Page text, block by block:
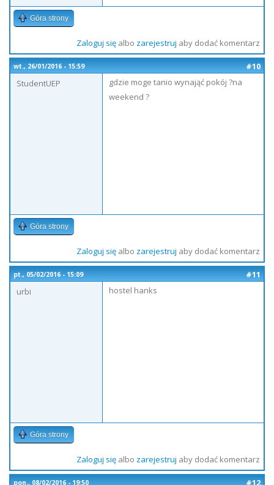
Góra strony
Zaloguj sięalbo zarejestruj aby dodać komentarz
wt., 26/01/2016 - 15:59
#10
StudentUEP
gdzie moge tanio wynająć pokój ?na
weekend ?
Góra strony
Zaloguj sięalbo zarejestruj aby dodać komentarz
pt., 05/02/2016 - 15:09
#11
urbi
hostel hanks
Góra strony
Zaloguj sięalbo zarejestruj aby dodać komentarz
pon., 08/02/2016 - 19:50
#12